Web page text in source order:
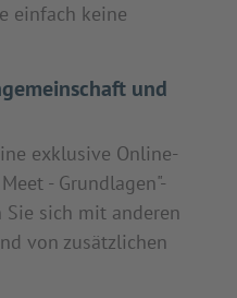
einfach keine
und
exklusive Online-
- Grundlagen"-
sich mit anderen
von zusätzlichen